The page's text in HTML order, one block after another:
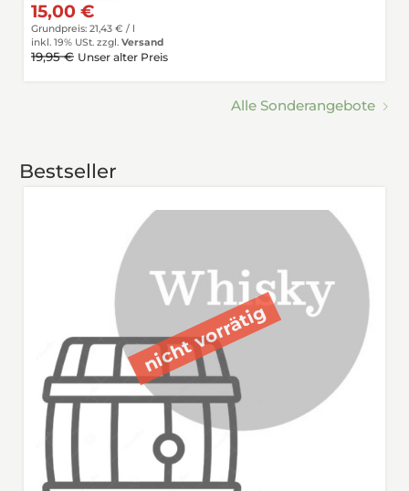
15,00 €
Grundpreis: 21,43 € /
inkl. 19% USt. zzgl. Versand
19,95 € Unser alter Preis
Alle Sonderangebote
Bestseller